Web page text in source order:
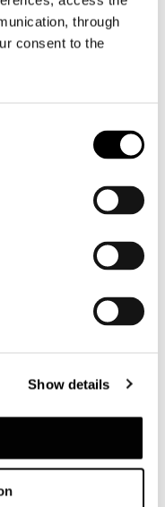
through
consent to the
Show details